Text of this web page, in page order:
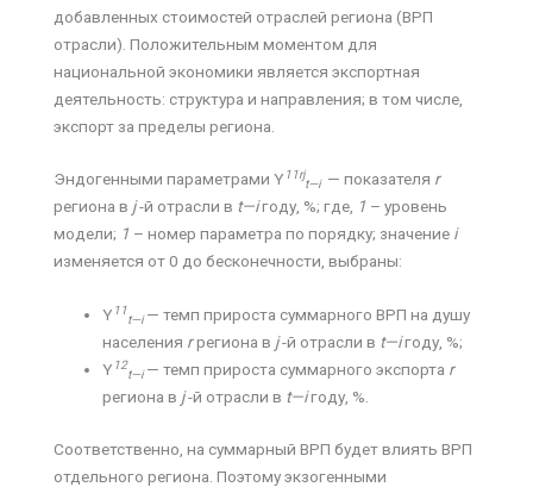
добавленных стоимостей отраслей региона (ВРП
отрасли). Положительным моментом для
национальной экономики является экспортная
деятельность: структура и направления; в том числе,
экспорт за пределы региона.
Эндогенными параметрами Y 11rj
t—i— показателя r
региона в j-й отрасли в t—iгоду, %; где, 1 – уровень
модели; 1 – номер параметра по порядку; значение i
изменяется от 0 до бесконечности, выбраны:
Y 11
t—i— темп прироста суммарного ВРП на душу
населения rрегиона в j-й отрасли в t—iгоду, %;
Y 12
t—i— темп прироста суммарного экспорта r
региона в j-й отрасли в t—iгоду, %.
Соответственно, на суммарный ВРП будет влиять ВРП
отдельного региона. Поэтому экзогенными